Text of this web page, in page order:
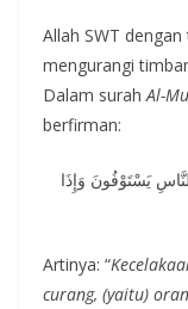
Allah SWT
mengurangi
Dalam surah Al-
berfirman:
يَسْتَوْفُونَ وَإِذَا
Artinya: “
curang, (yaitu)